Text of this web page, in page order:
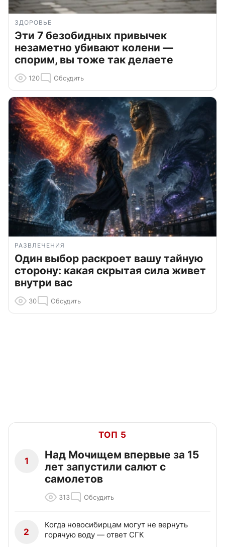
ЗДОРОВЬЕ
Эти 7 безобидных привычек
незаметно убивают колени —
спорим, вы тоже так делаете
120 Обсудить
РАЗВЛЕЧЕНИЯ
Один выбор раскроет вашу тайную
сторону: какая скрытая сила живет
внутри вас
30 Обсудить
ТОП 5
1
Над Мочищем впервые за 15
лет запустили салют с
самолетов
313 Обсудить
2
Когда новосибирцам могут не вернуть
горячую воду — ответ СГК